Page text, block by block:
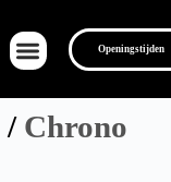
Openingstijden
/ Chrono